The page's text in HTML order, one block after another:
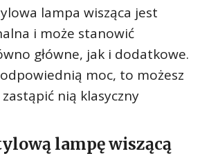
lampa wisząca jest
i może stanowić
główne, jak i dodatkowe.
moc, to możesz
nią klasyczny
lampę wiszącą